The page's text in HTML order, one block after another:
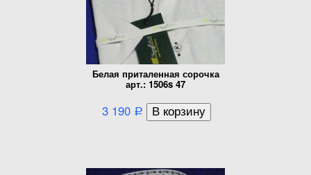
Белая приталенная сорочка
арт.: 1506s 47
3 190 Р